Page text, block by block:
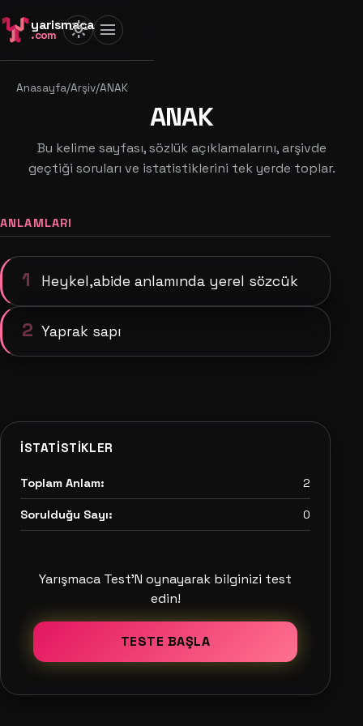
yarismaca
.com light_mode menu
Anasayfa/Arşiv/ANAK
ANAK
Bu kelime sayfası, sözlük açıklamalarını, arşivde
geçtiği soruları ve istatistiklerini tek yerde toplar.
ANLAMLARI
1 Heykel,abide anlamında yerel sözcük
2 Yaprak sapı
İSTATISTIKLER
Toplam Anlam: 2
Sorulduğu Sayı: 0
Yarışmaca Test'N oynayarak bilginizi test
edin!
TESTE BAŞLA